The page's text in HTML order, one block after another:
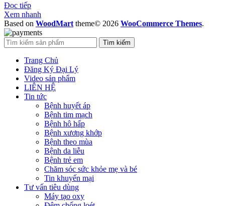
Đọc tiếp
Xem nhanh
Based on WoodMart theme© 2026 WooCommerce Themes.
Tìm kiếm
Trang Chủ
Đăng Ký Đại Lý
Video sản phẩm
LIÊN HỆ
Tin tức
Bệnh huyết áp
Bệnh tim mạch
Bệnh hô hấp
Bệnh xương khớp
Bệnh theo mùa
Bệnh da liễu
Bệnh trẻ em
Chăm sóc sức khỏe mẹ và bé
Tin khuyến mại
Tư vấn tiêu dùng
Máy tạo oxy